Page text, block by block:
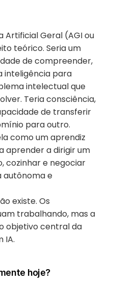
Artificial Geral (AGI ou
teórico. Seria um
de compreender,
inteligência para
intelectual que
Teria consciência,
de transferir
para outro.
como um aprendiz
aprender a dirigir um
cozinhar e negociar
e
existe. Os
trabalhando, mas a
objetivo central da
IA.
hoje?